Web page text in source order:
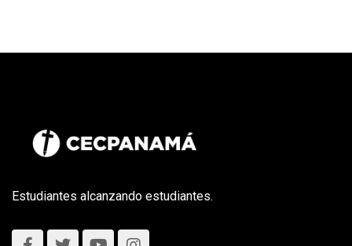
Estudiantes alcanzando estudiantes.